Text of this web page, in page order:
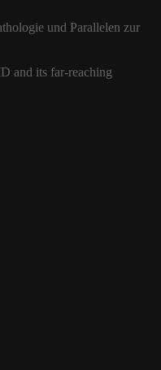
und Parallelen zur
and its far-reaching